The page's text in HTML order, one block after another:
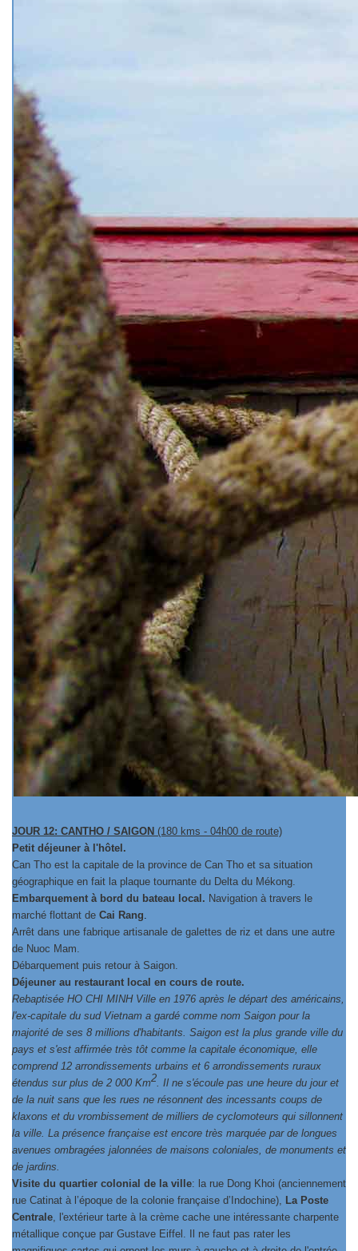
JOUR 12: CANTHO / SAIGON (180 kms - 04h00 de route)
Petit déjeuner à l'hôtel.
Can Tho est la capitale de la province de Can Tho et sa situation
géographique en fait la plaque tournante du Delta du Mékong.
Embarquement à bord du bateau local. Navigation à travers le
marché flottant de Cai Rang
Arrêt dans une fabrique artisanale de galettes de riz et dans une autre
de Nuoc Mam.
Débarquement puis retour à Saigon.
Déjeuner au restaurant local en cours de route.
Rebaptisée HO CHI MINH Ville en 1976 après le départ des américains,
l'ex-capitale du sud Vietnam a gardé comme nom Saigon pour la
majorité de ses 8 millions d'habitants. Saigon est la plus grande ville du
pays et s'est affirmée très tôt comme la capitale économique, elle
comprend 12 arrondissements urbains et 6 arrondissements ruraux
étendus sur plus de 2 000 Km2 . Il ne s'écoule pas une heure du jour et
de la nuit sans que les rues ne résonnent des incessants coups de
klaxons et du vrombissement de milliers de cyclomoteurs qui sillonnent
la ville. La présence française est encore très marquée par de longues
avenues ombragées jalonnées de maisons coloniales, de monuments et
de jardins.
Visite du quartier colonial de la ville: la rue Dong Khoi (anciennement
rue Catinat à l’époque de la colonie française d’Indochine), La Poste
Centrale , l'extérieur tarte à la crème cache une intéressante charpente
métallique conçue par Gustave Eiffel. Il ne faut pas rater les